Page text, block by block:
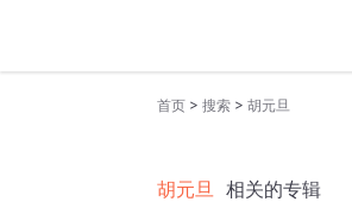
首页 > 搜索 > 胡元旦
胡元旦 相关的专辑